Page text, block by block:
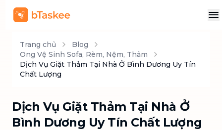
Trang chủ
Blog
Ong Vệ Sinh Sofa, Rèm, Nệm, Thảm
Dịch Vụ Giặt Thảm Tại Nhà Ở Bình Dương Uy Tín
Chất Lượng
Dịch Vụ Giặt Thảm Tại Nhà Ở
Bình Dương Uy Tín Chất Lượng